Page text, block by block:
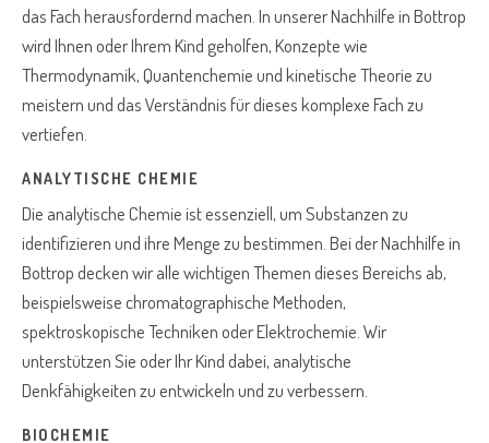
das Fach herausfordernd machen. In unserer Nachhilfe in Bottrop
wird Ihnen oder Ihrem Kind geholfen, Konzepte wie
Thermodynamik, Quantenchemie und kinetische Theorie zu
meistern und das Verständnis für dieses komplexe Fach zu
vertiefen.
ANALYTISCHE CHEMIE
Die analytische Chemie ist essenziell, um Substanzen zu
identifizieren und ihre Menge zu bestimmen. Bei der Nachhilfe in
Bottrop decken wir alle wichtigen Themen dieses Bereichs ab,
beispielsweise chromatographische Methoden,
spektroskopische Techniken oder Elektrochemie. Wir
unterstützen Sie oder Ihr Kind dabei, analytische
Denkfähigkeiten zu entwickeln und zu verbessern.
BIOCHEMIE